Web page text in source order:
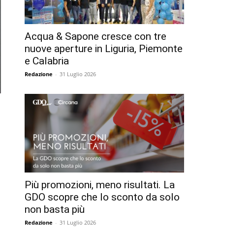
Acqua & Sapone cresce con tre
nuove aperture in Liguria, Piemonte
e Calabria
Redazione - 31 Luglio 2026
Più promozioni, meno risultati. La
GDO scopre che lo sconto da solo
non basta più
Redazione - 31 Luglio 2026